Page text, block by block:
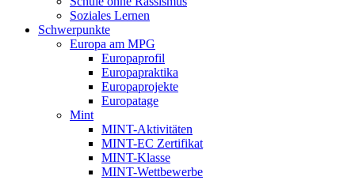
Soziales Lernen
Schwerpunkte
Europa am MPG
Europaprofil
Europapraktika
Europaprojekte
Europatage
Mint
MINT-Aktivitäten
MINT-EC Zertifikat
MINT-Klasse
MINT-Wettbewerbe